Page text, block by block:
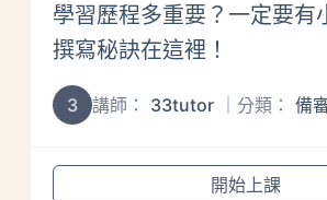
學習歷程多重要？一定要有
撰寫秘訣在這裡！
3 講師： 33tutor｜分類： 備
開始上課